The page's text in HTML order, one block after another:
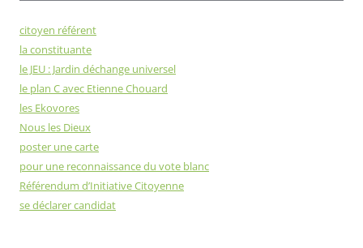
citoyen référent
la constituante
le JEU : Jardin déchange universel
le plan C avec Etienne Chouard
les Ekovores
Nous les Dieux
poster une carte
pour une reconnaissance du vote blanc
Référendum d’Initiative Citoyenne
se déclarer candidat